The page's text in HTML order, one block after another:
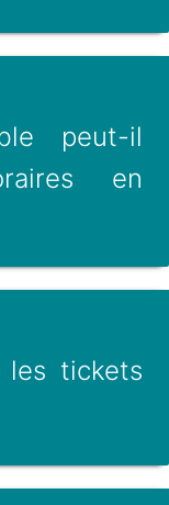
peut-il
en
les tickets